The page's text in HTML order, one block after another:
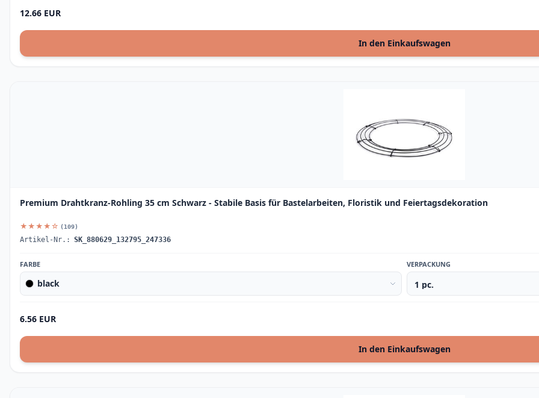
12.66 EUR
In den Einkaufswagen
Premium Drahtkranz-Rohling 35 cm Schwarz - Stabile Basis für Bastelarbeiten, Floristik und Feiertagsdekoration
★★★★☆ (109)
Artikel-Nr.: SK_880629_132795_247336
FARBE
black
VERPACKUNG
6.56 EUR
In den Einkaufswagen